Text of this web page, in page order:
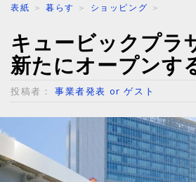
表紙 ＞暮らす ＞ ショッピング ＞
キュービックプラ
新たにオープンす
投稿者： 事業者発表 or ゲスト